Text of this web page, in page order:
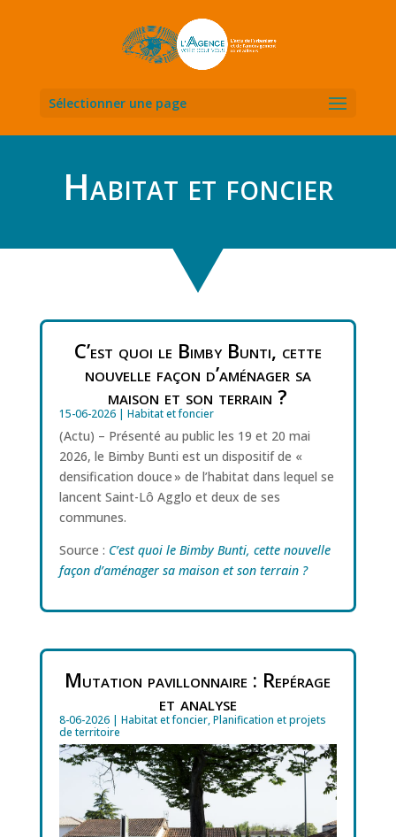
Sélectionner une page
Habitat et foncier
C’est quoi le Bimby Bunti, cette
nouvelle façon d’aménager sa
maison et son terrain ?
15-06-2026| Habitat et foncier
(Actu) – Présenté au public les 19 et 20 mai
2026, le Bimby Bunti est un dispositif de «
densification douce » de l’habitat dans lequel se
lancent Saint-Lô Agglo et deux de ses
communes.
Source : C’est quoi le Bimby Bunti, cette nouvelle
façon d’aménager sa maison et son terrain ?
Mutation pavillonnaire : Repérage
et analyse
8-06-2026| Habitat et foncier,Planification et projets
de territoire